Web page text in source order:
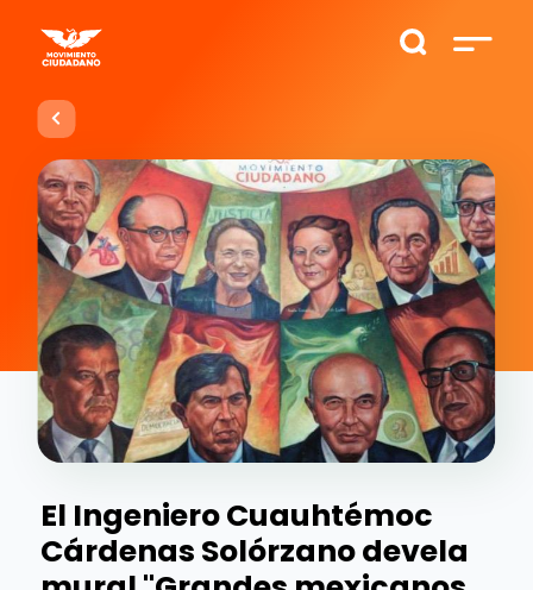
El Ingeniero Cuauhtémoc
Cárdenas Solórzano devela